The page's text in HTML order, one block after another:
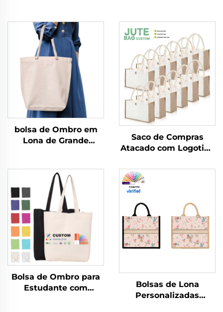
bolsa de Ombro em
Lona de Grande
2025, Fechamento com
Zíper, Bolsa
Transversal para
Compras e Comércio
Exterior
Saco de Compras
Atacado com Logotipo
Transferência Térmica,
Impermeável, em Juta,
Saco de Embalagem
Ecológica para
Presentes em Saco de
Compra em Cânhamo
Bolsa de Ombro para
Estudante com
Bolsas de Lona
Personalizadas